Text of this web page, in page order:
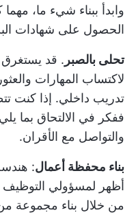
وابدأ ببناء شيء ما،
الحصول على شهادات
تحلى بالصبر
لاكتساب المهارات
تدريب داخلي. إذا كنت
ففكر في الالتحاق بما يلي
والتواصل مع الأقران.
بناء محفظة أعمال:
أظهر لمسؤولي التوظيف
من خلال بناء مجموعة